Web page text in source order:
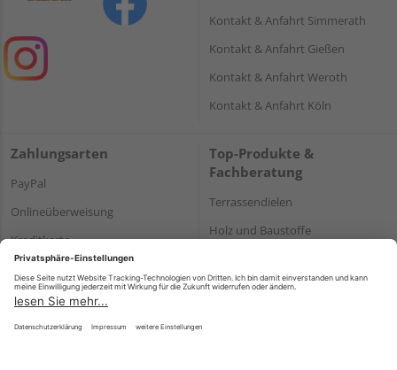
Kontakt & Anfahrt Simmerath
Kontakt & Anfahrt Gießen
Kontakt & Anfahrt Weroth
Kontakt & Anfahrt Köln
Zahlungsarten
PayPal
Onlineüberweisung
Kreditkarte
Rechnung*
*Bonität vorausgesetzt
Top-Produkte &
Fachberatung
Terrassendielen
Holz und Baustoffe